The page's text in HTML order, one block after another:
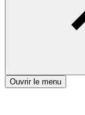
Ouvrir le menu